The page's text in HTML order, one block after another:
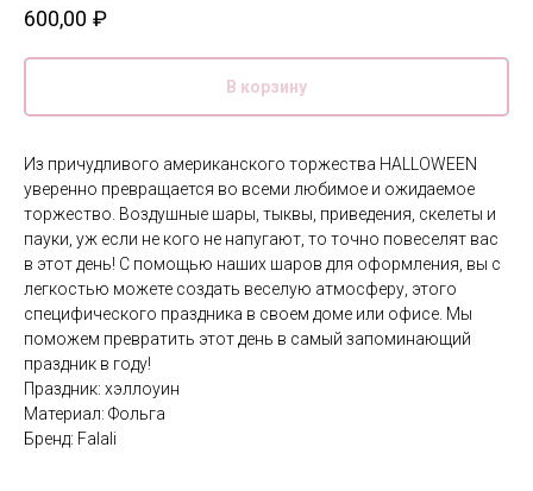
600,00 ₽
В корзину
Из причудливого американского торжества HALLOWEEN
уверенно превращается во всеми любимое и ожидаемое
торжество. Воздушные шары, тыквы, приведения, скелеты и
пауки, уж если не кого не напугают, то точно повеселят вас
в этот день! С помощью наших шаров для оформления, вы с
легкостью можете создать веселую атмосферу, этого
специфического праздника в своем доме или офисе. Мы
поможем превратить этот день в самый запоминающий
праздник в году!
Праздник: хэллоуин
Материал: Фольга
Бренд: Falali